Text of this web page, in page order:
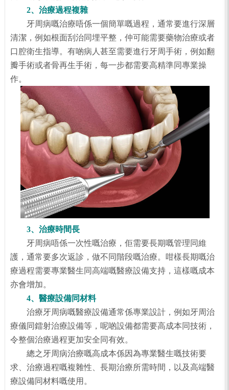
2、治療過程複雜
牙周病嘅治療唔係一個簡單嘅過程，通常要進行深層
清潔，例如根面刮治同埋平整，仲可能需要藥物治療或者
口腔衛生指導。有啲病人甚至需要進行牙周手術，例如翻
瓣手術或者骨再生手術，每一步都需要高精準同專業操
作。
3、治療時間長
牙周病唔係一次性嘅治療，佢需要長期嘅管理同維
護，通常要多次返診，做不同階段嘅治療。咁樣長期嘅治
療過程需要專業醫生同高端嘅醫療設備支持，這樣嘅成本
亦會增加。
4、醫療設備同材料
治療牙周病嘅醫療設備通常係專業設計，例如牙周治
療儀同鐳射治療設備等，呢啲設備都需要高成本同技術，
令整個治療過程更加安全同有效。
總之牙周病治療嘅高成本係因為專業醫生嘅技術要
求、治療過程嘅複雜性、長期治療所需時間，以及高端醫
療設備同材料嘅使用。